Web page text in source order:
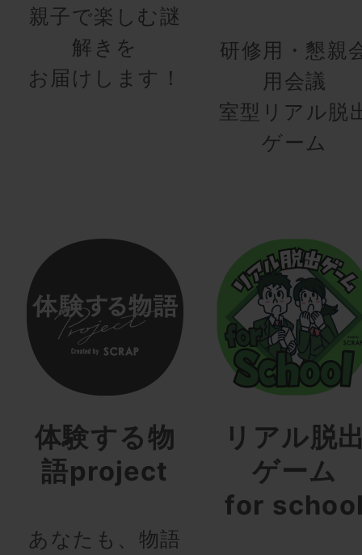
親子で楽しむ謎
解きを
お届けします！
研修用・懇親
用会議
室型リアル脱
ゲーム
体験する物
語project
あなたも、物語
リアル脱
ゲーム
for